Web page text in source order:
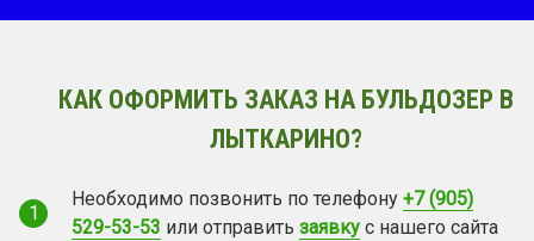
КАК ОФОРМИТЬ ЗАКАЗ НА БУЛЬДОЗЕР В
ЛЫТКАРИНО?
1
Необходимо позвонить по телефону +7 (905)
529-53-53 или отправить заявку с нашего сайта